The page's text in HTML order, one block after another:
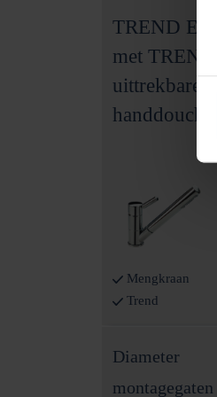
TREND E
met TREND
uittrekbare
handdouche
Mengkraan
Trend
Diameter
montagegaten